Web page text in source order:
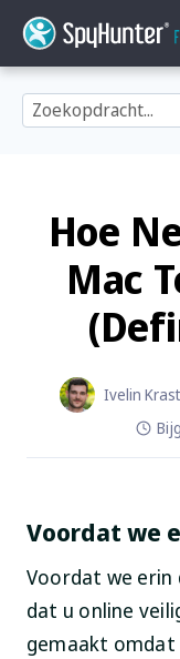
content
Hoe
Mac
Ivelin
Voordat we
Voordat we erin
dat u online
gemaakt omdat